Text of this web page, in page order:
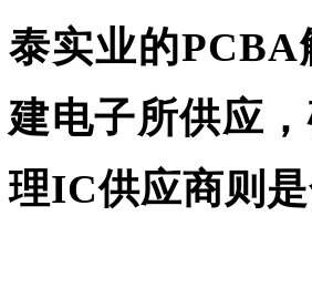
泰实业的
建电子所供应
理IC供应商则